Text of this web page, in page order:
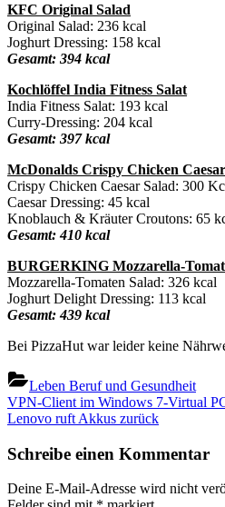
KFC Original Salad
Original Salad: 236 kcal
Joghurt Dressing: 158 kcal
Gesamt: 394 kcal
Kochlöffel India Fitness Salat
India Fitness Salat: 193 kcal
Curry-Dressing: 204 kcal
Gesamt: 397 kcal
McDonalds Crispy Chicken
Crispy Chicken Caesar Salad: 300
Caesar Dressing: 45 kcal
Knoblauch & Kräuter Croutons: 65
Gesamt: 410 kcal
BURGERKING Mozzarella-
Mozzarella-Tomaten Salad: 326 kcal
Joghurt Delight Dressing: 113 kcal
Gesamt: 439 kcal
Bei PizzaHut war leider keine
Leben Beruf und Gesundheit
Beitragsnavigation
Previous
Post:
VPN-Client im Windows 7-Virtual
Next
Lenovo ruft Akkus zurück
Schreibe einen Kommentar
Deine E-Mail-Adresse wird nicht